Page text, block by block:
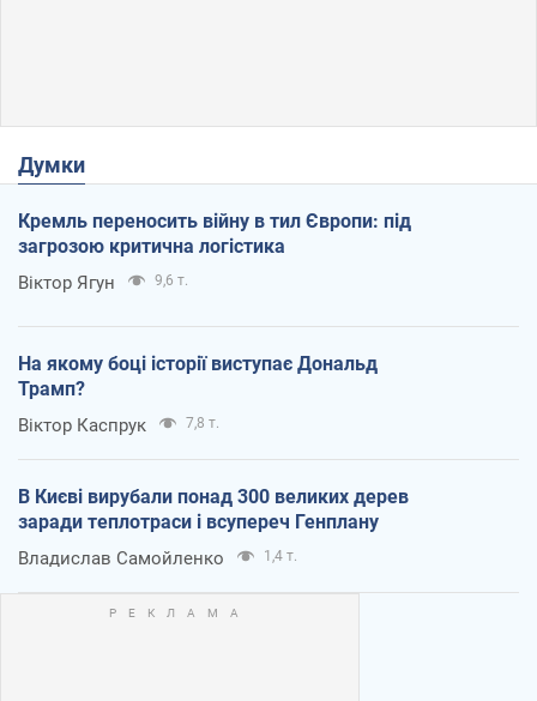
Думки
Кремль переносить війну в тил Європи: під
загрозою критична логістика
Віктор Ягун 9,6 т.
На якому боці історії виступає Дональд
Трамп?
Віктор Каспрук 7,8 т.
В Києві вирубали понад 300 великих дерев
заради теплотраси і всупереч Генплану
Владислав Самойленко 1,4 т.